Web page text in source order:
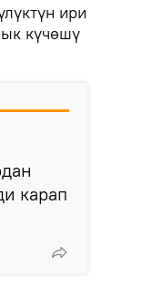
ири
күчөшү
карап